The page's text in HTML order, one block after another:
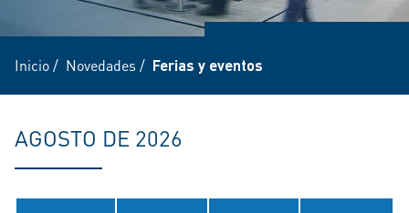
Inicio/ Novedades / Ferias y eventos
AGOSTO DE 2026